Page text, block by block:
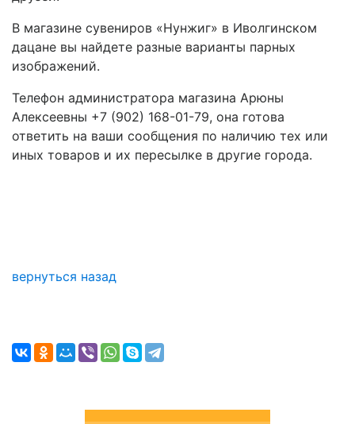
В магазине сувениров «Нунжиг» в Иволгинском
дацане вы найдете разные варианты парных
изображений.
Телефон администратора магазина Арюны
Алексеевны +7 (902) 168-01-79, она готова
ответить на ваши сообщения по наличию тех или
иных товаров и их пересылке в другие города.
вернуться назад